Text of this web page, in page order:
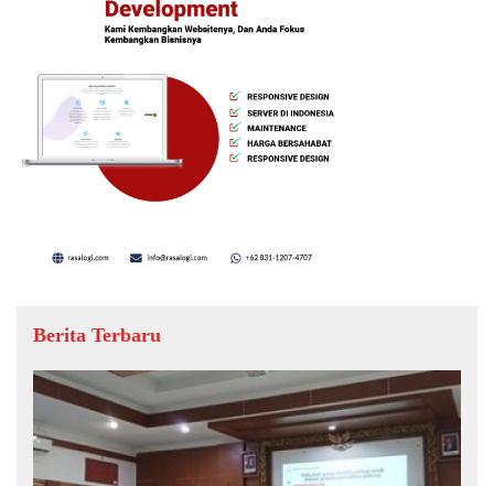
Berita Terbaru